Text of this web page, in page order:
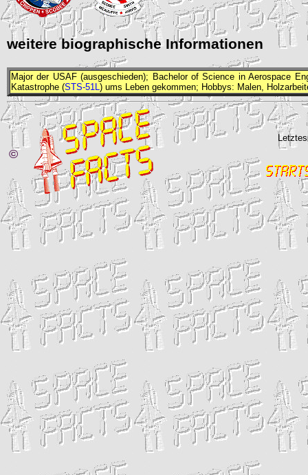
weitere biographische Informationen
Major der USAF(ausgeschieden); Bachelor of Science in Aerospace
Katastrophe (STS-51L ) ums Leben gekommen; Hobbys: Malen,
©